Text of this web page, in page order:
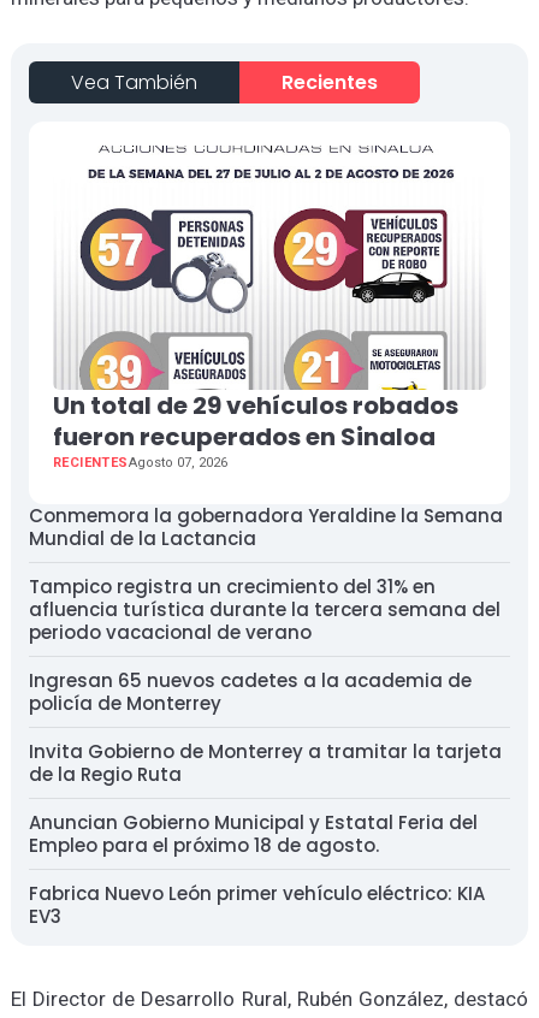
Vea También Recientes
Un total de 29 vehículos robados
fueron recuperados en Sinaloa
RECIENTESAgosto 07, 2026
Conmemora la gobernadora Yeraldine la Semana
Mundial de la Lactancia
Tampico registra un crecimiento del 31% en
afluencia turística durante la tercera semana del
periodo vacacional de verano
Ingresan 65 nuevos cadetes a la academia de
policía de Monterrey
Invita Gobierno de Monterrey a tramitar la tarjeta
de la Regio Ruta
Anuncian Gobierno Municipal y Estatal Feria del
Empleo para el próximo 18 de agosto.
Fabrica Nuevo León primer vehículo eléctrico: KIA
EV3
El Director de Desarrollo Rural, Rubén González, destacó